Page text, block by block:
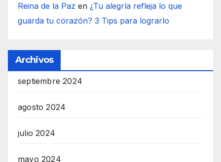
Reina de la Paz en ¿Tu alegría refleja lo que
guarda tu corazón? 3 Tips para lograrlo
Archivos
septiembre 2024
agosto 2024
julio 2024
mayo 2024